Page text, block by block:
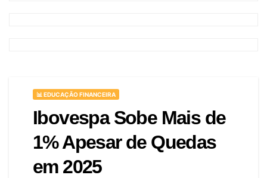
📊 EDUCAÇÃO FINANCEIRA
Ibovespa Sobe Mais de
1% Apesar de Quedas
em 2025